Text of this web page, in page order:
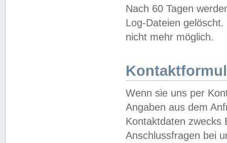
Nach 60 Tagen
Log-Dateien
nicht mehr möglich.
Wenn sie uns per
Angaben aus dem
Kontaktdaten zwecks
Anschlussfragen bei